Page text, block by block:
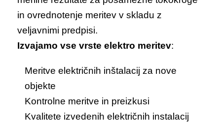
in ovrednotenje meritev v skladu z
veljavnimi predpisi.
Izvajamo vse vrste elektro meritev:
Meritve električnih inštalacij za nove
objekte
Kontrolne meritve in preizkusi
Kvalitete izvedenih električnih instalacij